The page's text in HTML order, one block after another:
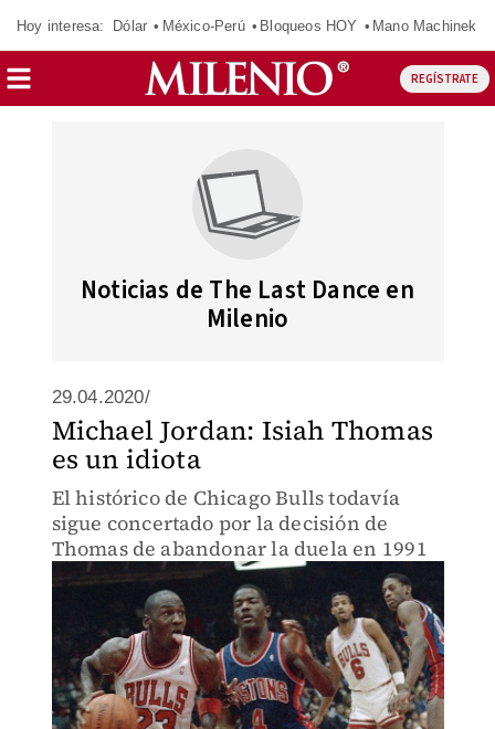
Hoy interesa: Dólar México-Perú Bloqueos HOY Mano Machinek
REGÍSTRATE
Noticias de The Last Dance en
Milenio
29.04.2020/
Michael Jordan: Isiah Thomas
es un idiota
El histórico de Chicago Bulls todavía
sigue concertado por la decisión de
Thomas de abandonar la duela en 1991